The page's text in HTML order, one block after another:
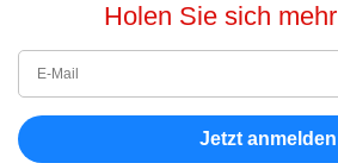
Holen Sie sich
Jetzt anmelden